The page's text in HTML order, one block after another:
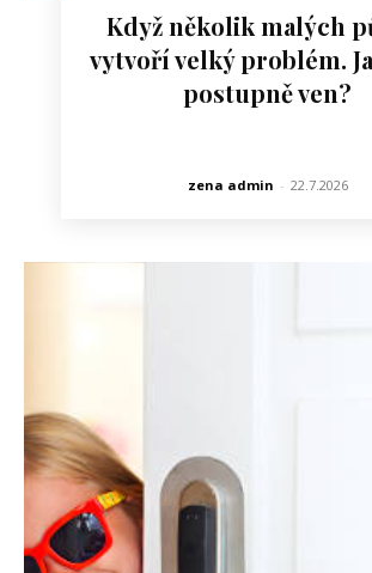
Když několik malých
vytvoří velký problém.
postupně ven?
zena admin - 22.7.2026